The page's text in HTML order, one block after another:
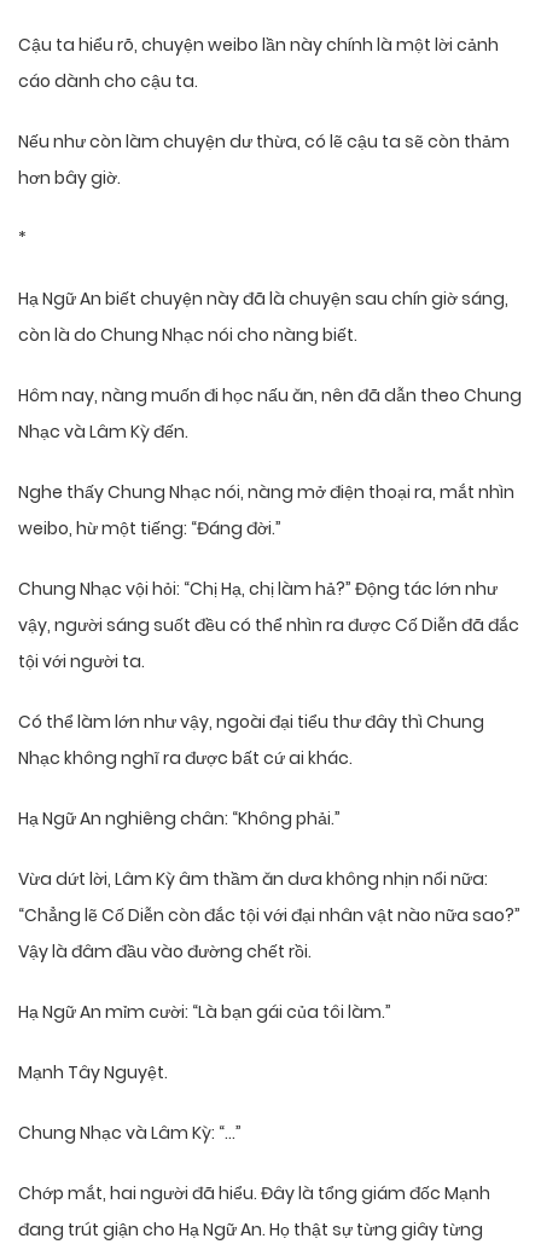
Cậu ta hiểu rõ, chuyện weibo lần này chính là một lời cảnh
cáo dành cho cậu ta.
Nếu như còn làm chuyện dư thừa, có lẽ cậu ta sẽ còn thảm
hơn bây giờ.
*
Hạ Ngữ An biết chuyện này đã là chuyện sau chín giờ sáng,
còn là do Chung Nhạc nói cho nàng biết.
Hôm nay, nàng muốn đi học nấu ăn, nên đã dẫn theo Chung
Nhạc và Lâm Kỳ đến.
Nghe thấy Chung Nhạc nói, nàng mở điện thoại ra, mắt nhìn
weibo, hừ một tiếng: “Đáng đời.”
Chung Nhạc vội hỏi: “Chị Hạ, chị làm hả?” Động tác lớn như
vậy, người sáng suốt đều có thể nhìn ra được Cố Diễn đã đắc
tội với người ta.
Có thể làm lớn như vậy, ngoài đại tiểu thư đây thì Chung
Nhạc không nghĩ ra được bất cứ ai khác.
Hạ Ngữ An nghiêng chân: “Không phải.”
Vừa dứt lời, Lâm Kỳ âm thầm ăn dưa không nhịn nổi nữa:
“Chẳng lẽ Cố Diễn còn đắc tội với đại nhân vật nào nữa sao?”
Vậy là đâm đầu vào đường chết rồi.
Hạ Ngữ An mỉm cười: “Là bạn gái của tôi làm.”
Mạnh Tây Nguyệt.
Chung Nhạc và Lâm Kỳ: “…”
Chớp mắt, hai người đã hiểu. Đây là tổng giám đốc Mạnh
đang trút giận cho Hạ Ngữ An. Họ thật sự từng giây từng